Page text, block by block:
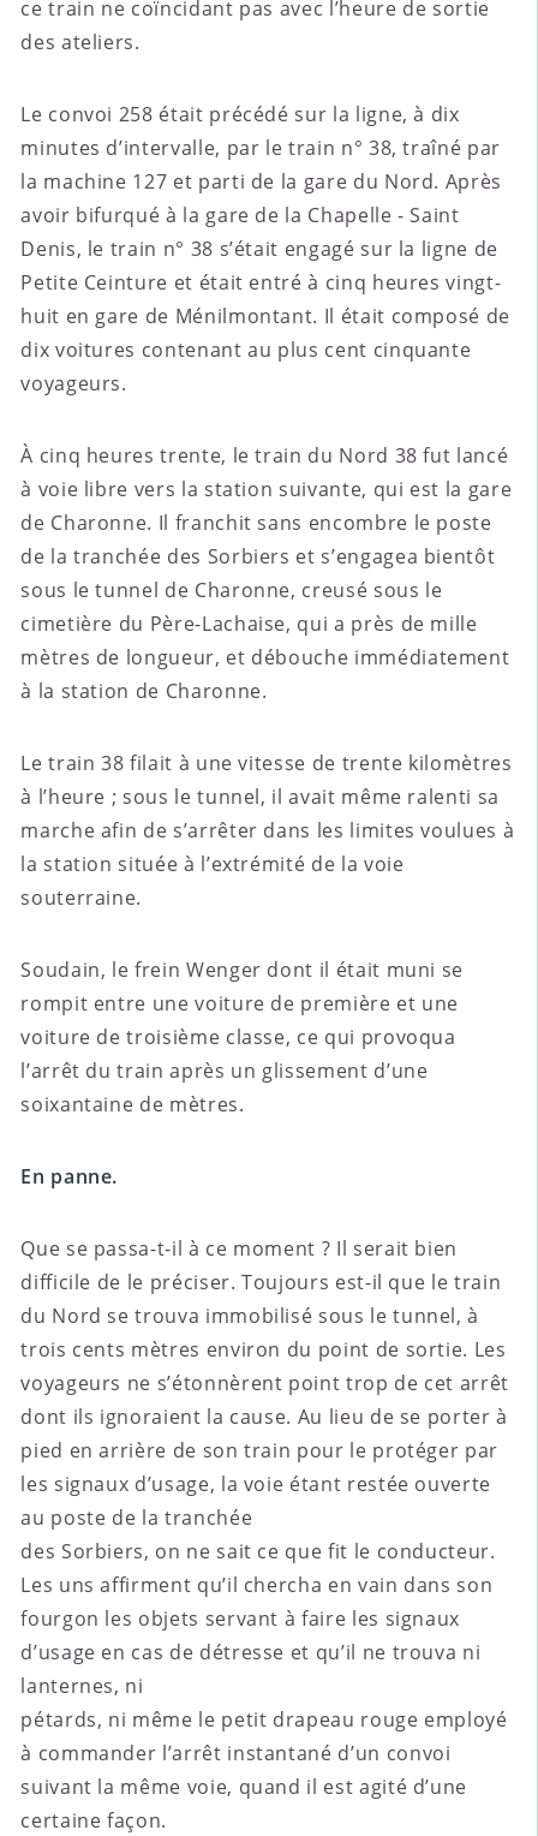
ce train ne coïncidant pas avec l’heure de sortie
des ateliers.
Le convoi 258 était précédé sur la ligne, à dix
minutes d’intervalle, par le train n° 38, traîné par
la machine 127 et parti de la gare du Nord. Après
avoir bifurqué à la gare de la Chapelle - Saint
Denis, le train n° 38 s’était engagé sur la ligne de
Petite Ceinture et était entré à cinq heures vingt-
huit en gare de Ménilmontant. Il était composé de
dix voitures contenant au plus cent cinquante
voyageurs.
À cinq heures trente, le train du Nord 38 fut lancé
à voie libre vers la station suivante, qui est la gare
de Charonne. Il franchit sans encombre le poste
de la tranchée des Sorbiers et s’engagea bientôt
sous le tunnel de Charonne, creusé sous le
cimetière du Père-Lachaise, qui a près de mille
mètres de longueur, et débouche immédiatement
à la station de Charonne.
Le train 38 filait à une vitesse de trente kilomètres
à l’heure ; sous le tunnel, il avait même ralenti sa
marche afin de s’arrêter dans les limites voulues à
la station située à l’extrémité de la voie
souterraine.
Soudain, le frein Wenger dont il était muni se
rompit entre une voiture de première et une
voiture de troisième classe, ce qui provoqua
l’arrêt du train après un glissement d’une
soixantaine de mètres.
En panne.
Que se passa-t-il à ce moment ? Il serait bien
difficile de le préciser. Toujours est-il que le train
du Nord se trouva immobilisé sous le tunnel, à
trois cents mètres environ du point de sortie. Les
voyageurs ne s’étonnèrent point trop de cet arrêt
dont ils ignoraient la cause. Au lieu de se porter à
pied en arrière de son train pour le protéger par
les signaux d’usage, la voie étant restée ouverte
au poste de la tranchée
des Sorbiers, on ne sait ce que fit le conducteur.
Les uns affirment qu’il chercha en vain dans son
fourgon les objets servant à faire les signaux
d’usage en cas de détresse et qu’il ne trouva ni
lanternes, ni
pétards, ni même le petit drapeau rouge employé
à commander l’arrêt instantané d’un convoi
suivant la même voie, quand il est agité d’une
certaine façon.